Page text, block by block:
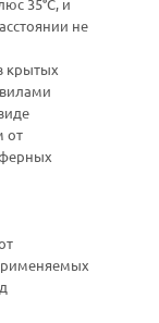
35°С, и
не
крытых
от